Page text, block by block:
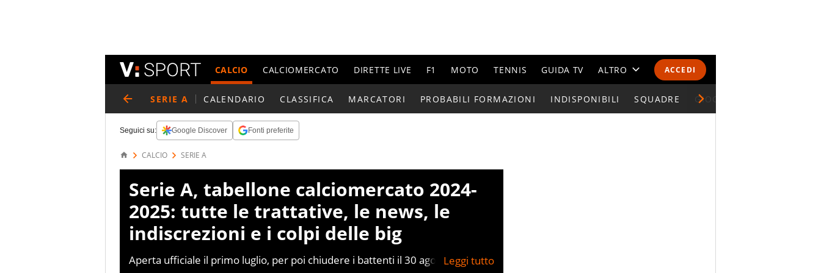
ACCEDI
CALCIO CALCIOMERCATO DIRETTE LIVE F1 MOTO TENNIS GUIDA TV ALTRO
CALENDARI E CLASSIFICHE
SERIE A CALENDARIO CLASSIFICA MARCATORI PROBABILI FORMAZIONI INDISPONIBILI SQUADRE GIOCATORI SERIE A
Seguici su: Google Discover Fonti preferite
CALCIO SERIE A
Serie A, tabellone calciomercato 2024-
2025: tutte le trattative, le news, le
indiscrezioni e i colpi delle big
Aperta ufficiale il primo luglio, per poi chiudere i battenti il 30 agosto, ecco